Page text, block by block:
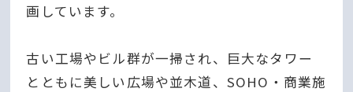
画しています。
古い工場やビル群が一掃され、巨大なタワー
とともに美しい広場や並木道、SOHO・商業施